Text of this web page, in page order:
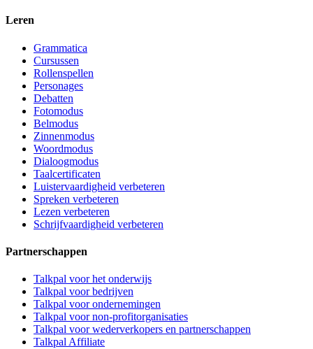
Leren
Grammatica
Cursussen
Rollenspellen
Personages
Debatten
Fotomodus
Belmodus
Zinnenmodus
Woordmodus
Dialoogmodus
Taalcertificaten
Luistervaardigheid verbeteren
Spreken verbeteren
Lezen verbeteren
Schrijfvaardigheid verbeteren
Partnerschappen
Talkpal voor het onderwijs
Talkpal voor bedrijven
Talkpal voor ondernemingen
Talkpal voor non-profitorganisaties
Talkpal voor wederverkopers en partnerschappen
Talkpal Affiliate